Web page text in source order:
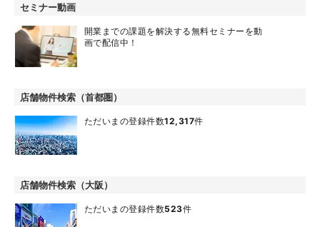
セミナー動画
開業までの課題を解決する無料セミナーを動
画で配信中！
店舗物件検索（首都圏）
ただいまの登録件数12,317件
店舗物件検索（大阪）
ただいまの登録件数523件